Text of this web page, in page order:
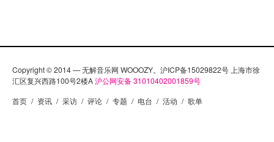
Copyright © 2014 — 无解音乐网 WOOOZY。沪ICP备15029822号 上海市徐
汇区复兴西路100号2楼A沪公网安备 31010402001859号
首页 / 资讯 / 采访 / 评论 / 专题 / 电台 / 活动 / 歌单